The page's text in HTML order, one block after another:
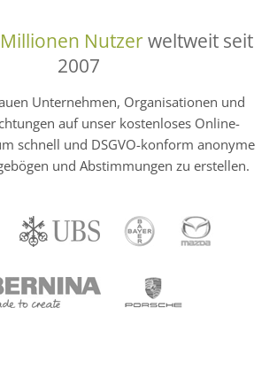
Nutzerweltweit seit
2007
Unternehmen, Organisationen und
auf unser kostenloses Online-
schnell und DSGVO-konform anonyme
und Abstimmungen zu erstellen.